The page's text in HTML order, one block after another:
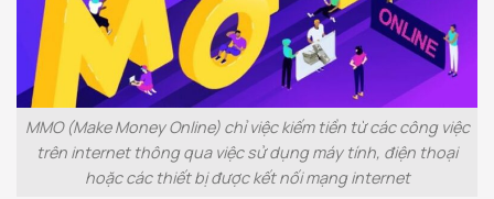
MMO (Make Money Online) chỉ việc kiếm tiền từ các công việc
trên internet thông qua việc sử dụng máy tính, điện thoại
hoặc các thiết bị được kết nối mạng internet